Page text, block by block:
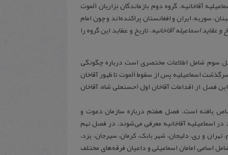
معاصر به دو فرقه عمده تقسیم می‌شود: 1 اسماعیلیان مُستعلوی یا بُهره‌ها، 2 اسماعیلیه آقاخانیه. گروه دوم بازماندگان نِزاریان اَلَموت
پاکستان، لبنان، سوریه، ایران و افغانستان پراکنده‌اند و چون امام
و عقاید اسماعیله آقاخانیه، تاریخ و عقاید این گروه را
سوم شامل اطلاعات مختصری است درباره چگونگی
اسماعیلیه پس از سقوط اَلَموت تا ظهور آقاخان
فصل از اقدامات آقاخان اول (حسنعلی شاه، آقاخان
یافته است. فصل هفتم درباره سازمان دعوت و
اسماعیلیه آقاخانیه معرفی می‌شوند. در فصل نهم
و ری، دلیجان، شهر بابک، کرمان، سیرجان، یزد،
اسامی امامان اسماعیلی و داعیان فرقه‌های مختلف